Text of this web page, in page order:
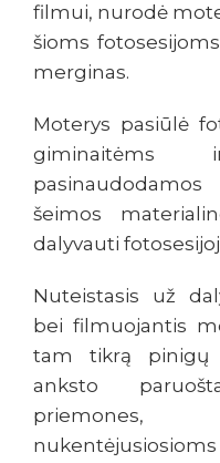
filmui, nurodė
šioms
merginas.
Moterys pasiūlė
šeimos
dalyvauti
Nuteistasis už
bei filmuojantis
tam tikrą pinigų
anksto